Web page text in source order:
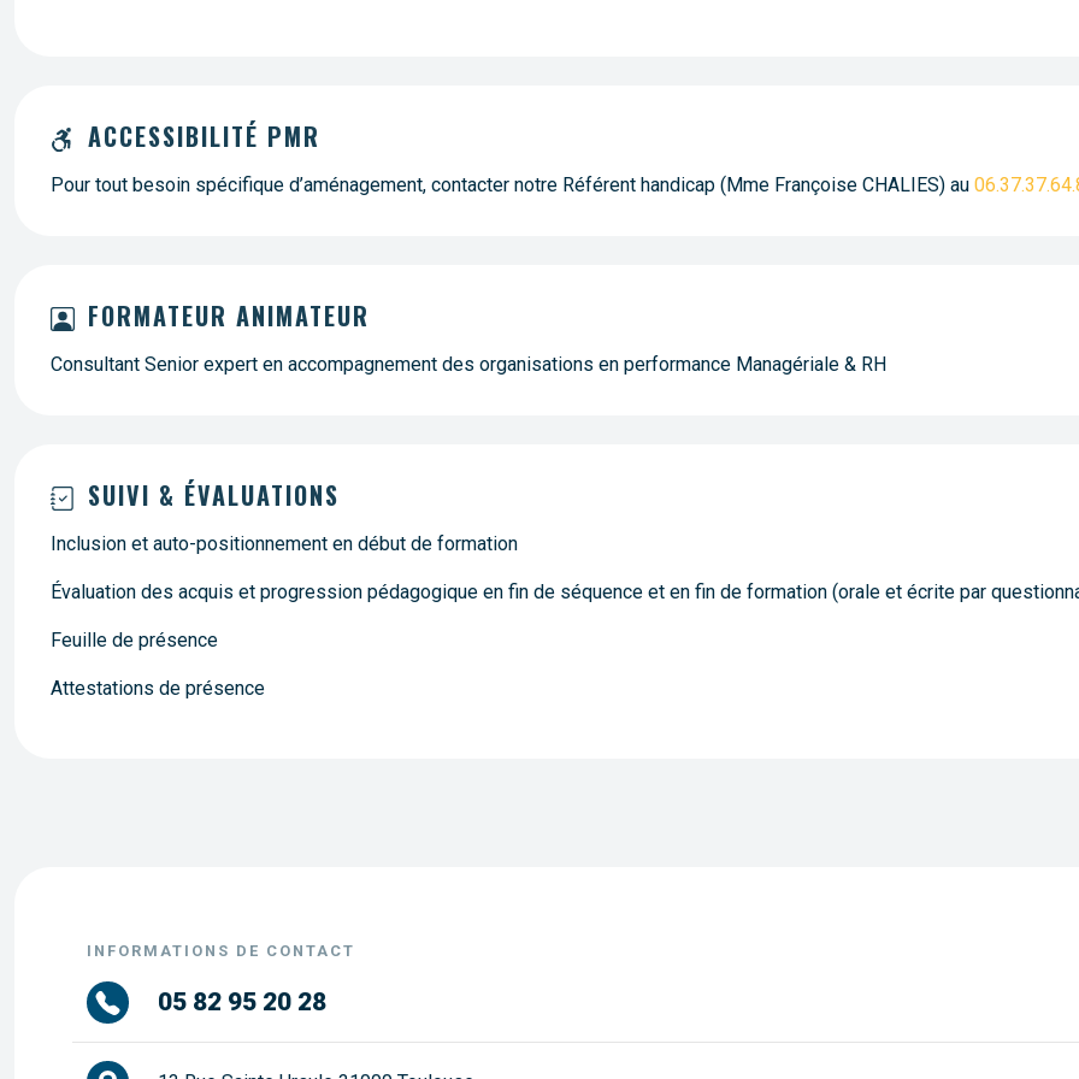
ACCESSIBILITÉ PMR
Pour tout besoin spécifique d’aménagement, contacter notre Référent handicap (Mme Françoise CHALIES) au
FORMATEUR ANIMATEUR
Consultant Senior expert en accompagnement des organisations en performance Managériale & RH
SUIVI & ÉVALUATIONS
Inclusion et auto-positionnement en début de formation
Évaluation des acquis et progression pédagogique en fin de séquence et en fin de formation (orale et écrite par
Feuille de présence
Attestations de présence
INFORMATIONS DE CONTACT
05 82 95 20 28